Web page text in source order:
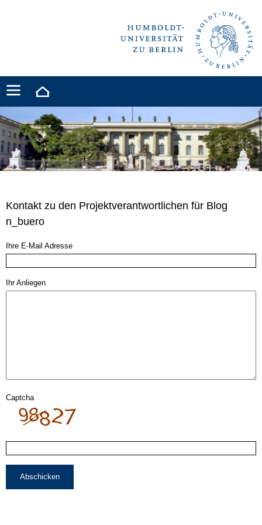
Kontakt zu den Projektverantwortlichen für Blog
n_buero
Ihre E-Mail Adresse
Ihr Anliegen
Captcha
Abschicken